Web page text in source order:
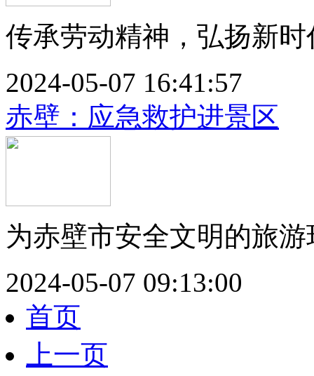
传承劳动精神，弘扬新
2024-05-07 16:41:57
赤壁：应急救护进景区
为赤壁市安全文明的旅
2024-05-07 09:13:00
首页
上一页